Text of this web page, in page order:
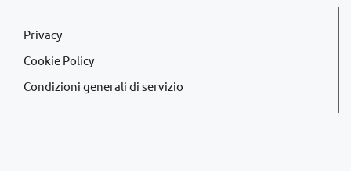
Privacy
Cookie Policy
Condizioni generali di servizio